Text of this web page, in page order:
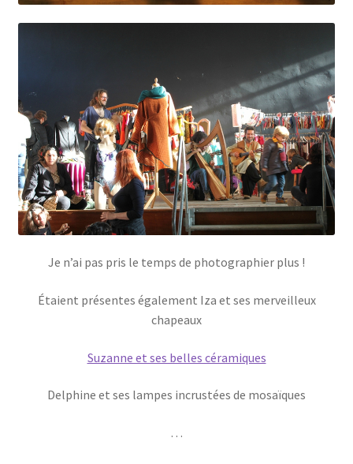
Je n’ai pas pris le temps de photographier plus !
Étaient présentes également Iza et ses merveilleux
chapeaux
Suzanne et ses belles céramiques
Delphine et ses lampes incrustées de mosaïques
…